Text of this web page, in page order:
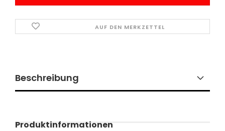
AUF DEN MERKZETTEL
Beschreibung
Produktinformationen